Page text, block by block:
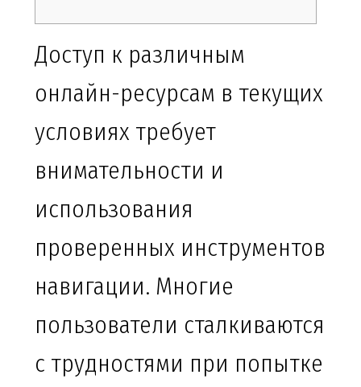
Доступ к различным
онлайн-ресурсам в текущих
условиях требует
внимательности и
использования
проверенных инструментов
навигации. Многие
пользователи сталкиваются
с трудностями при попытке